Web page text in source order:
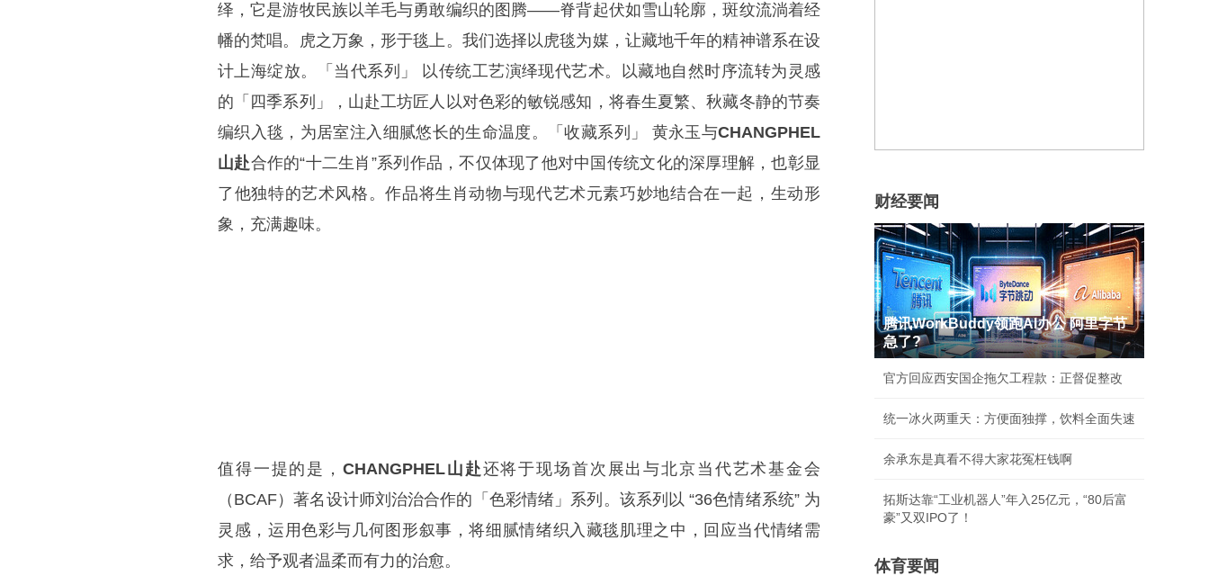
绎，它是游牧民族以羊毛与勇敢编织的图腾——脊背起伏如雪山轮廓，斑纹流淌着经
幡的梵唱。虎之万象，形于毯上。我们选择以虎毯为媒，让藏地千年的精神谱系在设
计上海绽放。「当代系列」 以传统工艺演绎现代艺术。以藏地自然时序流转为灵感
的「四季系列」，山赴工坊匠人以对色彩的敏锐感知，将春生夏繁、秋藏冬静的节奏
编织入毯，为居室注入细腻悠长的生命温度。「收藏系列」 黄永玉与CHANGPHEL
山赴合作的“十二生肖”系列作品，不仅体现了他对中国传统文化的深厚理解，也彰显
了他独特的艺术风格。作品将生肖动物与现代艺术元素巧妙地结合在一起，生动形
象，充满趣味。
值得一提的是， CHANGPHEL山赴还将于现场首次展出与北京当代艺术基金会
（BCAF）著名设计师刘治治合作的「色彩情绪」系列。该系列以 “36色情绪系统” 为
灵感，运用色彩与几何图形叙事，将细腻情绪织入藏毯肌理之中，回应当代情绪需
求，给予观者温柔而有力的治愈。
财经要闻
腾讯WorkBuddy领跑AI办公 阿里字节
急了?
官方回应西安国企拖欠工程款：正督促整改
统一冰火两重天：方便面独撑，饮料全面失速
余承东是真看不得大家花冤枉钱啊
拓斯达靠“工业机器人”年入25亿元，“80后富
豪”又双IPO了！
体育要闻